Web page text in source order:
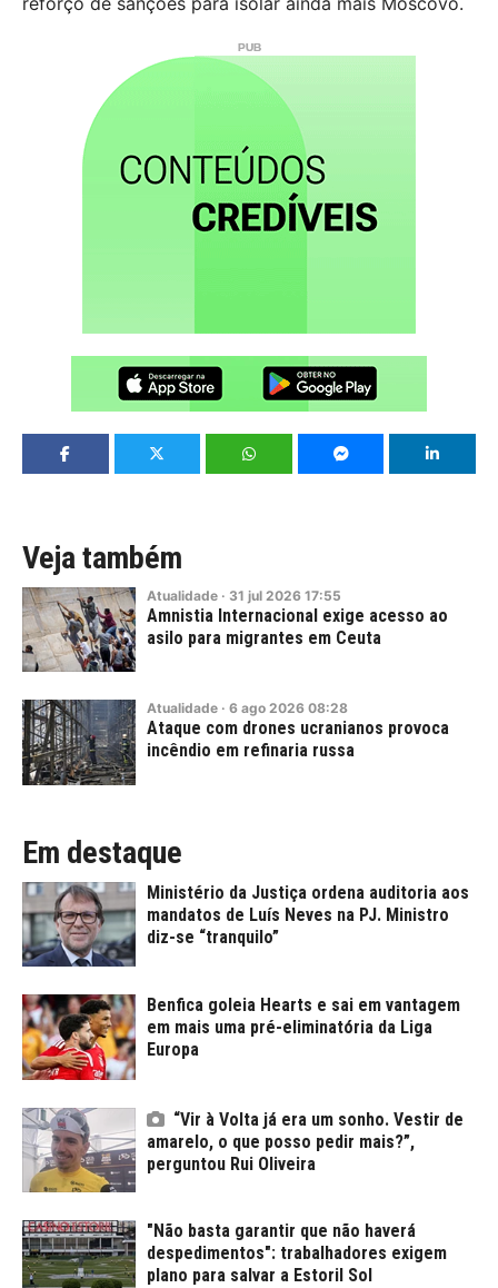
Veja também
Atualidade · 31 jul 2026 17:55
Amnistia Internacional exige acesso ao
asilo para migrantes em Ceuta
Atualidade · 6 ago 2026 08:28
Ataque com drones ucranianos provoca
incêndio em refinaria russa
Em destaque
Ministério da Justiça ordena auditoria aos
mandatos de Luís Neves na PJ. Ministro
diz-se “tranquilo”
Benfica goleia Hearts e sai em vantagem
em mais uma pré-eliminatória da Liga
Europa
“Vir à Volta já era um sonho. Vestir de
amarelo, o que posso pedir mais?”,
perguntou Rui Oliveira
"Não basta garantir que não haverá
despedimentos": trabalhadores exigem
plano para salvar a Estoril Sol